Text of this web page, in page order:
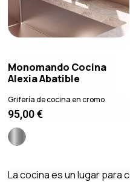
Monomando Cocina
Alexia Abatible
Grifería de cocina en cromo
95,00€
La cocina es un lugar para